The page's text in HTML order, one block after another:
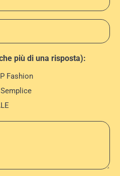
più di una risposta):
Fashion